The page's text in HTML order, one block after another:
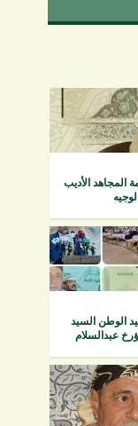
المجاهد الأديب
الوطن السيد
عبدالسلام